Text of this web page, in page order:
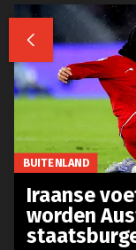

BUITENLAND
Iraanse
worden